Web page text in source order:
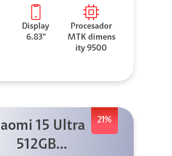
Display
6.83"
Procesador
MTK dimens
ity 9500
21%
15 Ultra
512GB